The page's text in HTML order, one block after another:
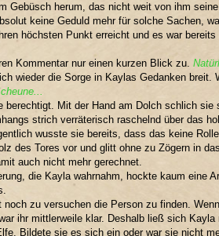
Gebüsch herum, das nicht weit von ihm
keine Geduld mehr für solche Sachen,
höchsten Punkt erreicht und es war
Kommentar nur einen kurzen Blick zu.
wieder die Sorge in Kaylas Gedanken breit.
berechtigt. Mit der Hand am Dolch schlich
strich verräterisch raschelnd über das
wusste sie bereits, dass das keine
des Tores vor und glitt ohne zu Zögern in
auch nicht mehr gerechnet.
die Kayla wahrnahm, hockte kaum eine
noch zu versuchen die Person zu finden.
ihr mittlerweile klar. Deshalb ließ sich
Bildete sie es sich ein oder war sie nicht